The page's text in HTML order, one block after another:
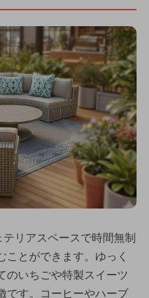
リアスペースで時間無制
ことができます。ゆっく
のいちごや特製スイーツ
です。コーヒーやハーブ